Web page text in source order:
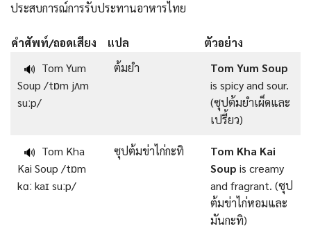
ประสบการณ์การรับประทานอาหารไทย
คำศัพท์/ถอดเสียง แปล
ตัวอย่าง
🔊 Tom Yum
Soup /tɒm jʌm
suːp/
ต้มยำ
Tom Yum Soup
is spicy and sour.
(ซุปต้มยำเผ็ดและ
เปรี้ยว)
🔊 Tom Kha
Kai Soup /tɒm
kɑː kaɪ suːp/
ซุปต้มข่าไก่กะทิ
Tom Kha Kai
Soup is creamy
and fragrant. (ซุป
ต้มข่าไก่หอมและ
มันกะทิ)